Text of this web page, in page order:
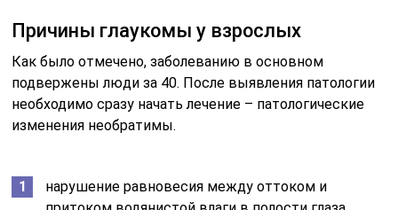
Причины глаукомы у взрослых
Как было отмечено, заболеванию в основном
подвержены люди за 40. После выявления патологии
необходимо сразу начать лечение – патологические
изменения необратимы.
нарушение равновесия между оттоком и